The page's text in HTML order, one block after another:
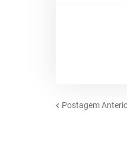
Postagem